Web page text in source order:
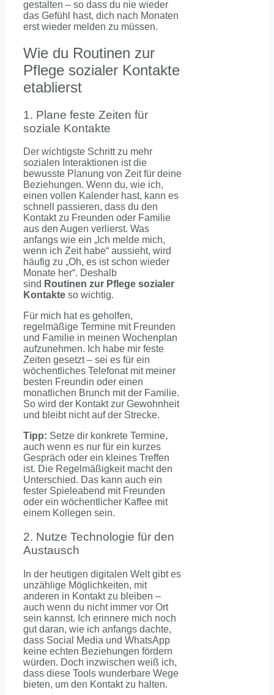
gestalten – so dass du nie wieder
das Gefühl hast, dich nach Monaten
erst wieder melden zu müssen.
Wie du Routinen zur
Pflege sozialer Kontakte
etablierst
1. Plane feste Zeiten für
soziale Kontakte
Der wichtigste Schritt zu mehr
sozialen Interaktionen ist die
bewusste Planung von Zeit für deine
Beziehungen. Wenn du, wie ich,
einen vollen Kalender hast, kann es
schnell passieren, dass du den
Kontakt zu Freunden oder Familie
aus den Augen verlierst. Was
anfangs wie ein „Ich melde mich,
wenn ich Zeit habe“ aussieht, wird
häufig zu „Oh, es ist schon wieder
Monate her“. Deshalb
sind Routinen zur Pflege sozialer
Kontakte so wichtig.
Für mich hat es geholfen,
regelmäßige Termine mit Freunden
und Familie in meinen Wochenplan
aufzunehmen. Ich habe mir feste
Zeiten gesetzt – sei es für ein
wöchentliches Telefonat mit meiner
besten Freundin oder einen
monatlichen Brunch mit der Familie.
So wird der Kontakt zur Gewohnheit
und bleibt nicht auf der Strecke.
Tipp: Setze dir konkrete Termine,
auch wenn es nur für ein kurzes
Gespräch oder ein kleines Treffen
ist. Die Regelmäßigkeit macht den
Unterschied. Das kann auch ein
fester Spieleabend mit Freunden
oder ein wöchentlicher Kaffee mit
einem Kollegen sein.
2. Nutze Technologie für den
Austausch
In der heutigen digitalen Welt gibt es
unzählige Möglichkeiten, mit
anderen in Kontakt zu bleiben –
auch wenn du nicht immer vor Ort
sein kannst. Ich erinnere mich noch
gut daran, wie ich anfangs dachte,
dass Social Media und WhatsApp
keine echten Beziehungen fördern
würden. Doch inzwischen weiß ich,
dass diese Tools wunderbare Wege
bieten, um den Kontakt zu halten.